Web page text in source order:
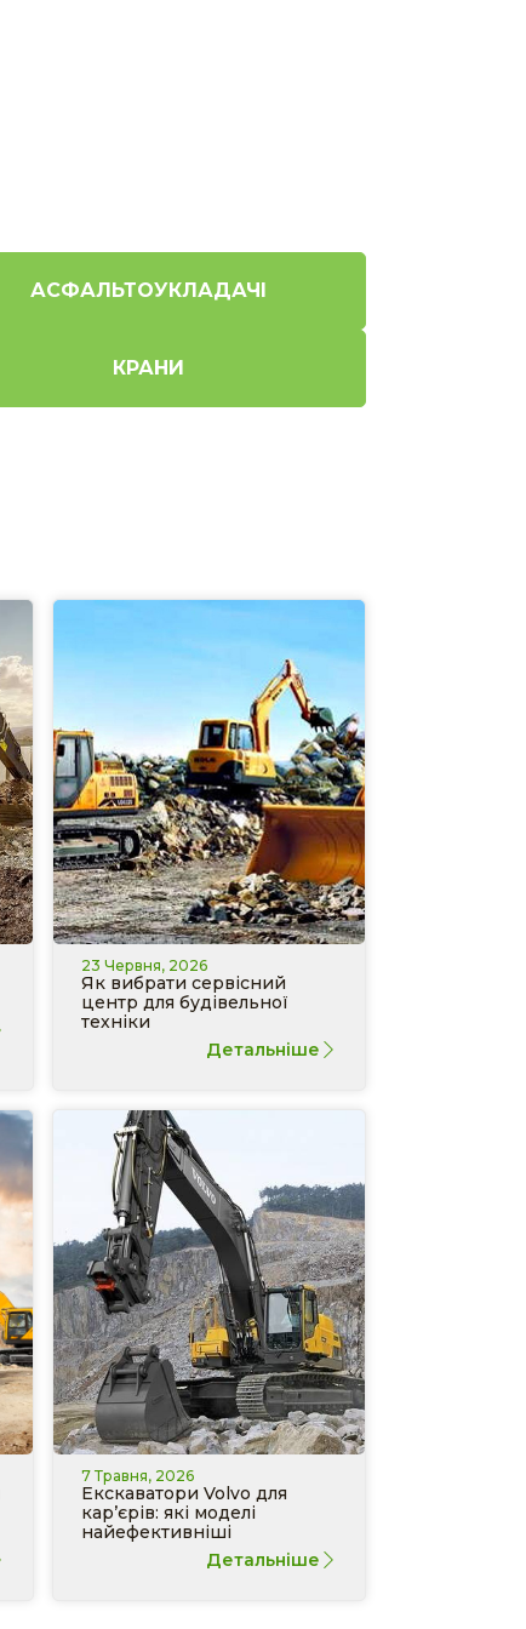
АСФАЛЬТОУКЛАДАЧІ
КРАНИ
23 Червня, 2026
Як вибрати сервісний
центр для будівельної
техніки
Детальніше
7 Травня, 2026
Екскаватори Volvo для
кар’єрів: які моделі
найефективніші
Детальніше